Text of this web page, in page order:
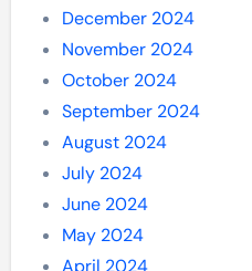
December 2024
November 2024
October 2024
September 2024
August 2024
July 2024
June 2024
May 2024
April 2024